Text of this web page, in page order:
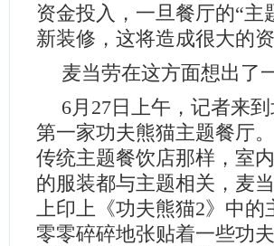
资金投入，一旦餐厅的“主
新装修，这将造成很大的资
麦当劳在这方面想出了
6月27日上午，记者来
第一家功夫熊猫主题餐厅
传统主题餐饮店那样，室
的服装都与主题相关，麦
上印上《功夫熊猫2》中
零零碎碎地张贴着一些功